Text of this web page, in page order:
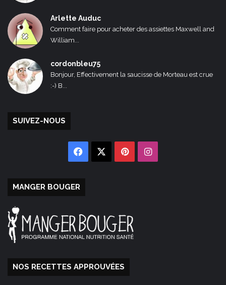
Arlette Auduc
Comment faire pour acheter des assiettes Maxwell and
William...
cordonbleu75
Bonjour, Effectivement la saucisse de Morteau est crue
:-) B...
SUIVEZ-NOUS
Facebook PinterestInstagram
MANGER BOUGER
NOS RECETTES APPROUVÉES